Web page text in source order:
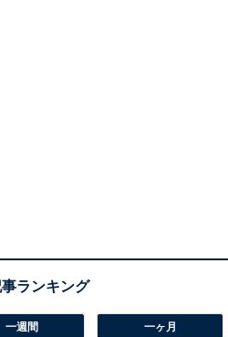
一週間 一ヶ月